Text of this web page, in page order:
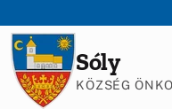
Sóly
KÖZSÉG